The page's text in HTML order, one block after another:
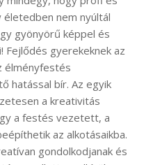
nem nyúltál
gyönyörű képpel és
Fejlődés gyerekeknek az
élményfestés
hatással bír. Az egyik
a kreativitás
a festés vezetett, a
az alkotásaikba.
gondolkodjanak és